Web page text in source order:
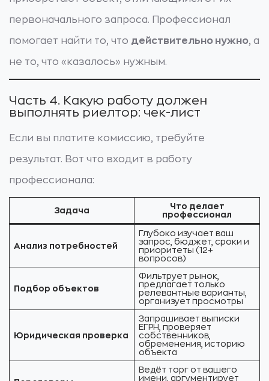
первоначального запроса. Профессионал
помогает найти то, что действительно нужно, а
не то, что «казалось» нужным.
Часть 4. Какую работу должен
выполнять риелтор: чек-лист
Если вы платите комиссию, требуйте
результат. Вот что входит в работу
профессионала:
Задача
Что делает
профессионал
Анализ потребностей
Глубоко изучает ваш
запрос, бюджет, сроки и
приоритеты (12+
вопросов)
Подбор объектов
Фильтрует рынок,
предлагает только
релевантные варианты,
организует просмотры
Юридическая проверка
Запрашивает выписки
ЕГРН, проверяет
собственников,
обременения, историю
объекта
Ведёт торг от вашего
имени, аргументирует